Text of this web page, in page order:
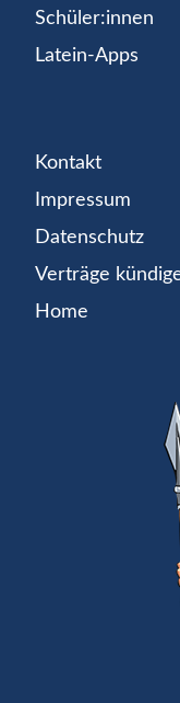
Schüler:innen
Latein-Apps
Kontakt
Impressum
Datenschutz
Verträge
Home